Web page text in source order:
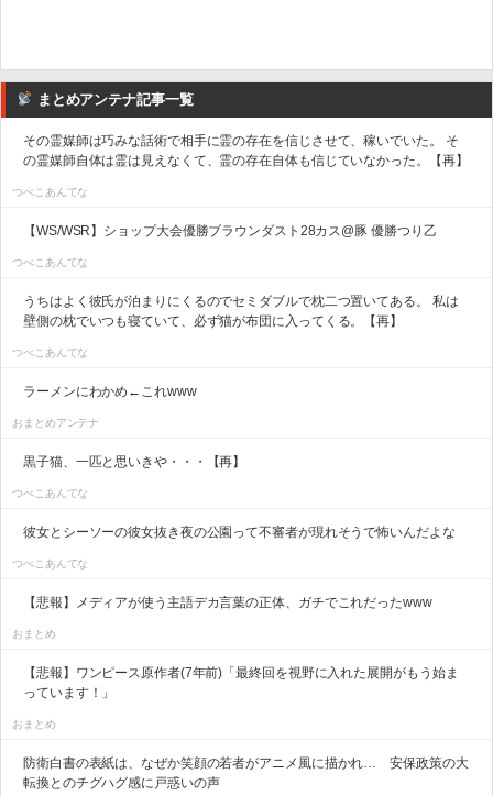
まとめアンテナ記事一覧
その霊媒師は巧みな話術で相手に霊の存在を信じさせて、稼いでいた。 そ
の霊媒師自体は霊は見えなくて、霊の存在自体も信じていなかった。【再】
つべこあんてな
【WS/WSR】ショップ大会優勝ブラウンダスト28カス@豚 優勝つり乙
つべこあんてな
うちはよく彼氏が泊まりにくるのでセミダブルで枕二つ置いてある。 私は
壁側の枕でいつも寝ていて、必ず猫が布団に入ってくる。【再】
つべこあんてな
ラーメンにわかめ←これwww
おまとめアンテナ
黒子猫、一匹と思いきや・・・【再】
つべこあんてな
彼女とシーソーの彼女抜き夜の公園って不審者が現れそうで怖いんだよな
つべこあんてな
【悲報】メディアが使う主語デカ言葉の正体、ガチでこれだったwww
おまとめ
【悲報】ワンピース原作者(7年前)「最終回を視野に入れた展開がもう始ま
っています！」
おまとめ
防衛白書の表紙は、なぜか笑顔の若者がアニメ風に描かれ… 安保政策の大
転換とのチグハグ感に戸惑いの声